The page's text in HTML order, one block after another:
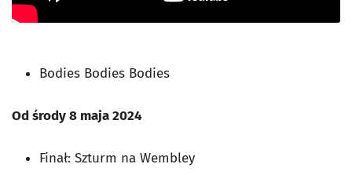
Bodies Bodies Bodies
Od środy 8 maja 2024
Finał: Szturm na Wembley